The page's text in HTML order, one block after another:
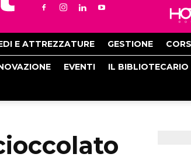
E ATTREZZATURE GESTIONE
EVENTI IL BIBLIOTECARIO